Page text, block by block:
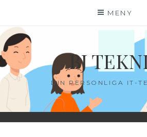
innehåll
MENY
BJ
DIN PERSONLIGA IT-